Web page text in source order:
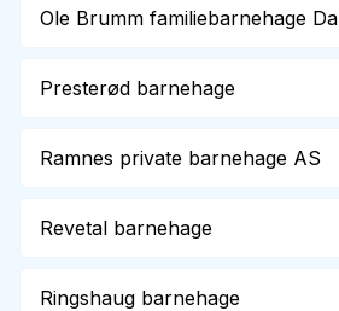
Ole Brumm familiebarnehage Da
Presterød barnehage
Ramnes private barnehage AS
Revetal barnehage
Ringshaug barnehage